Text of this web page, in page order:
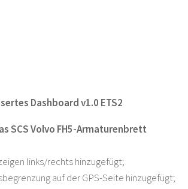
Dashboard v1.0 ETS2
SCS Volvo FH5-Armaturenbrett
links/rechts hinzugefügt;
auf der GPS-Seite hinzugefügt;